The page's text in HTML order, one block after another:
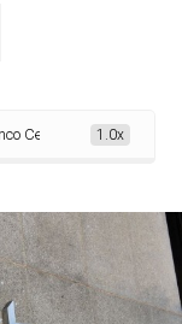
Central são autorizados
1.0x